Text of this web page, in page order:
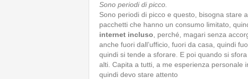
Sono periodi di picco.
Sono periodi di picco e questo, bisogna stare
pacchetti che hanno un consumo limitato,
internet incluso , perché, magari senza
anche fuori dall’ufficio, fuori da casa, quindi
quindi si tende a sforare. E poi quando si
alti. Capita a tutti, a me esperienza personale
quindi devo stare attento